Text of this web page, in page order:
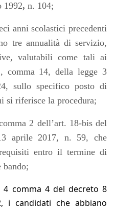
1992, n. 104;
anni scolastici precedenti
tre annualità di servizio,
valutabili come tali ai
comma 14, della legge 3
sullo specifico posto di
si riferisce la procedura;
2 dell’art. 18-bis del
aprile 2017, n. 59, che
entro il termine di
bando;
4 comma 4 del decreto 8
i candidati che abbiano